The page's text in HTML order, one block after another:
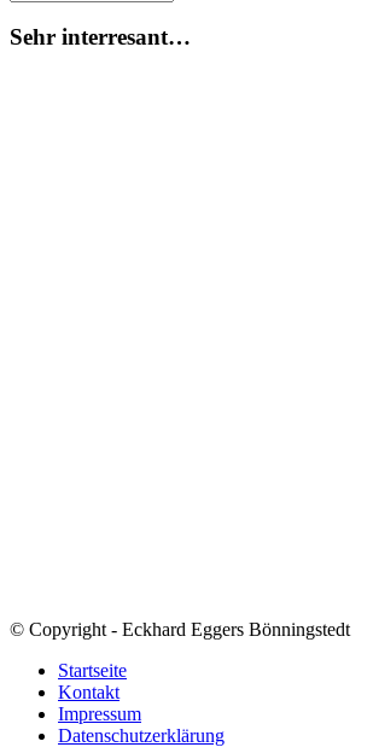
Sehr interresant…
© Copyright - Eckhard Eggers Bönningstedt
Startseite
Kontakt
Impressum
Datenschutzerklärung